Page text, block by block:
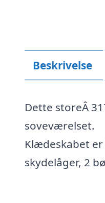
Beskrivelse
Dette storeÂ
soveværelset.
Klædeskabet
skydelåger, 2